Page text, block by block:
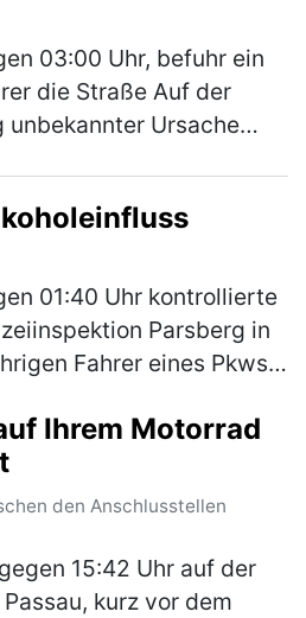
03:00 Uhr, befuhr ein
die Straße Auf der
unbekannter Ursache
01:40 Uhr kontrollierte
Parsberg in
Fahrer eines Pkws.
E…
(mehr)
Ihrem Motorrad
den Anschlusstellen
15:42 Uhr auf der
kurz vor dem